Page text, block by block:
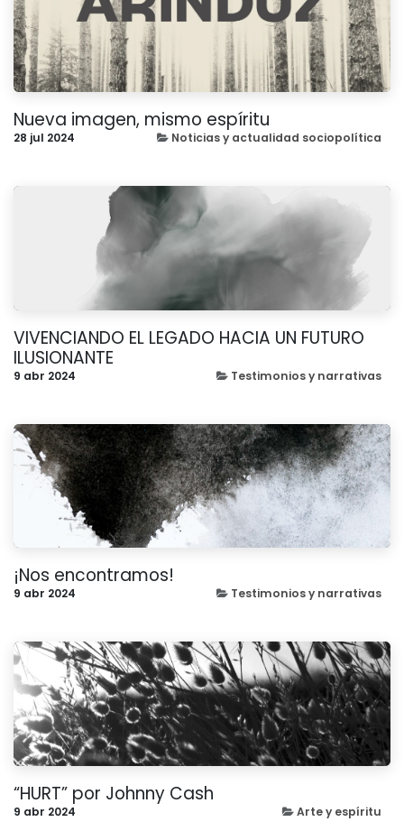
Nueva imagen, mismo espíritu
28 jul 2024 Noticias y actualidad sociopolítica
VIVENCIANDO EL LEGADO HACIA UN FUTURO
ILUSIONANTE
9 abr 2024 Testimonios y narrativas
¡Nos encontramos!
9 abr 2024 Testimonios y narrativas
“HURT” por Johnny Cash
9 abr 2024 Arte y espíritu